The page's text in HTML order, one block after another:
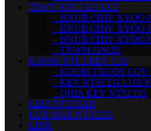
TSWV NTUJ LO LUS
– HNUB CHIV XYOO
– HNUB CHIV XYOO
– HNUB CHIV XYOO
– TXWM HNUB
KAWM NTUJ KEV CAI
– KOOM TXOOS COV
– KEV NTSEEG LUB
– QHIA KEV NTSEEG
LEEJ NTSHIAB
LUB SIAB NTSEEG
LINK